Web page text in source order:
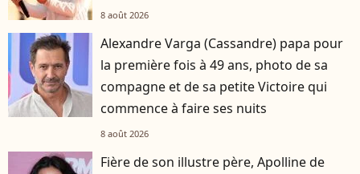
8 août 2026
Alexandre Varga (Cassandre) papa pour
la première fois à 49 ans, photo de sa
compagne et de sa petite Victoire qui
commence à faire ses nuits
8 août 2026
Fière de son illustre père, Apolline de